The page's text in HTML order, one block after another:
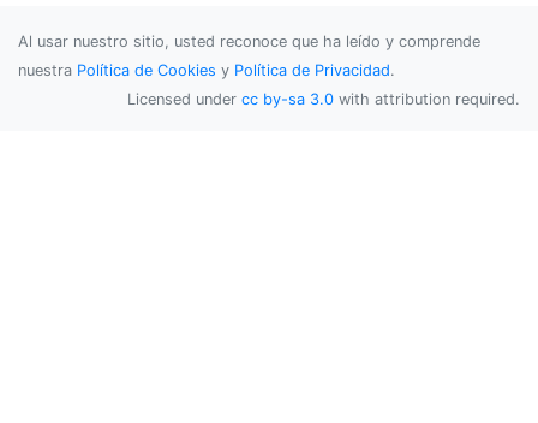
Al usar nuestro sitio, usted reconoce que ha leído y comprende
nuestra Política de Cookies y Política de Privacidad.
Licensed under cc by-sa 3.0 with attribution required.